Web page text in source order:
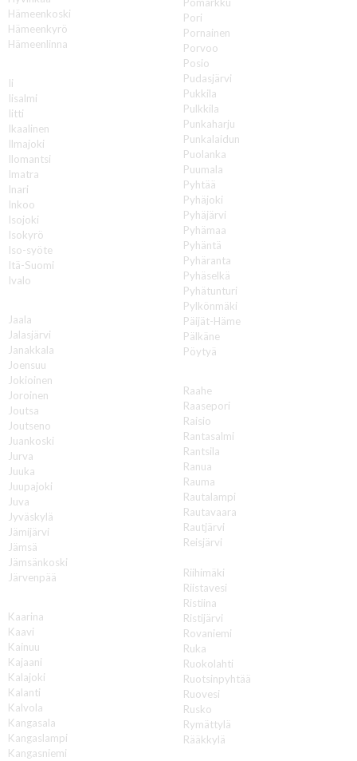
Hämeenkoski
Hämeenkyrö
Hämeenlinna
Ii
Iisalmi
Iitti
Ikaalinen
Ilmajoki
Ilomantsi
Imatra
Inari
Inkoo
Isojoki
Isokyrö
Iso-syöte
Itä-Suomi
Ivalo
Jaala
Jalasjärvi
Janakkala
Joensuu
Jokioinen
Joroinen
Joutsa
Joutseno
Juankoski
Jurva
Juuka
Juupajoki
Juva
Jyväskylä
Jämijärvi
Jämsä
Jämsänkoski
Järvenpää
Kaarina
Kaavi
Kainuu
Kajaani
Kalajoki
Kalanti
Kalvola
Kangasala
Kangaslampi
Kangasniemi
Pomarkku
Pori
Pornainen
Porvoo
Posio
Pudasjärvi
Pukkila
Pulkkila
Punkaharju
Punkalaidun
Puolanka
Puumala
Pyhtää
Pyhäjoki
Pyhäjärvi
Pyhämaa
Pyhäntä
Pyhäranta
Pyhäselkä
Pyhätunturi
Pylkönmäki
Päijät-Häme
Pälkäne
Pöytyä
Raahe
Raasepori
Raisio
Rantasalmi
Rantsila
Ranua
Rauma
Rautalampi
Rautavaara
Rautjärvi
Reisjärvi
Riihimäki
Riistavesi
Ristiina
Ristijärvi
Rovaniemi
Ruka
Ruokolahti
Ruotsinpyhtää
Ruovesi
Rusko
Rymättylä
Rääkkylä